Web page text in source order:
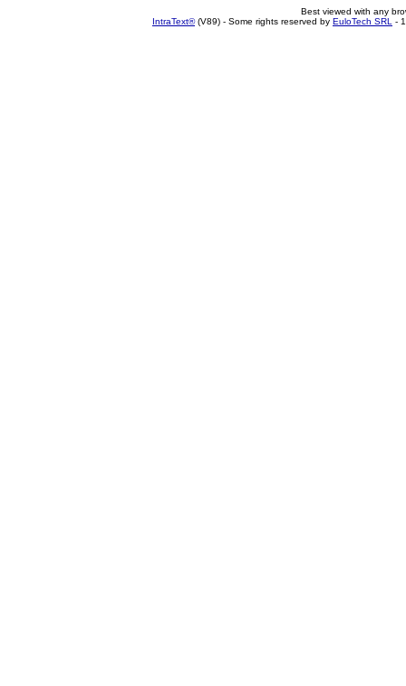
Best viewed with any
IntraText®(V89) - Some rights reserved by EuloTech SRL -